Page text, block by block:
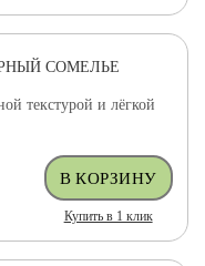
СОМЕЛЬЕ
текстурой и лёгкой
Купить в 1 клик